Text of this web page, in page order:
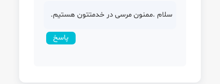
سلام .ممنون مرسی در خدمتتون هستیم.
پاسخ